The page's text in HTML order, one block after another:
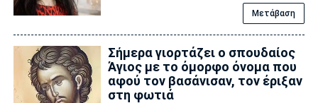
Μετάβαση
Σήμερα γιορτάζει ο σπουδαίος
Άγιος με το όμορφο όνομα που
αφού τον βασάνισαν, τον έριξαν
στη φωτιά